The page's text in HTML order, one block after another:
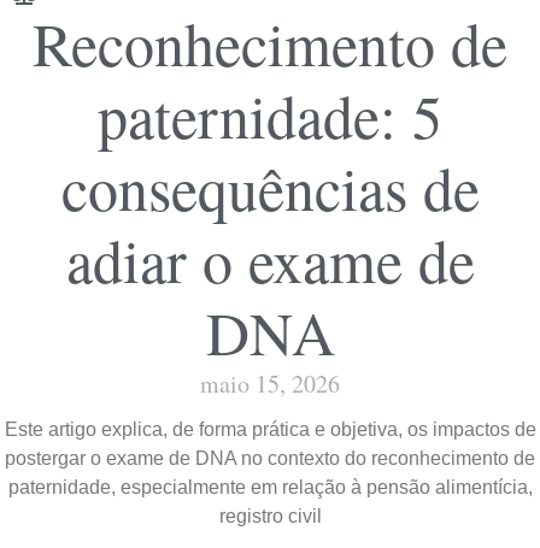
Reconhecimento de
paternidade: 5
consequências de
adiar o exame de
DNA
maio 15, 2026
Este artigo explica, de forma prática e objetiva, os impactos de
postergar o exame de DNA no contexto do reconhecimento de
paternidade, especialmente em relação à pensão alimentícia,
registro civil